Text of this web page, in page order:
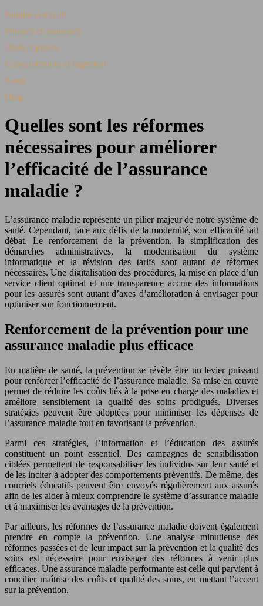
Emploi et travail
Finance et assurance
Droit et justice
Consommation et logement
Santé
Blog
Quelles sont les réformes
nécessaires pour améliorer
l’efficacité de l’assurance
maladie ?
L’assurance maladie représente un pilier majeur de notre système de
santé. Cependant, face aux défis de la modernité, son efficacité fait
débat. Le renforcement de la prévention, la simplification des
démarches administratives, la modernisation du système
informatique et la révision des tarifs sont autant de réformes
nécessaires. Une digitalisation des procédures, la mise en place d’un
service client optimal et une transparence accrue des informations
pour les assurés sont autant d’axes d’amélioration à envisager pour
optimiser son fonctionnement.
Renforcement de la prévention pour une
assurance maladie plus efficace
En matière de santé, la prévention se révèle être un levier puissant
pour renforcer l’efficacité de l’assurance maladie. Sa mise en œuvre
permet de réduire les coûts liés à la prise en charge des maladies et
améliore sensiblement la qualité des soins prodigués. Diverses
stratégies peuvent être adoptées pour minimiser les dépenses de
l’assurance maladie tout en favorisant la prévention.
Parmi ces stratégies, l’information et l’éducation des assurés
constituent un point essentiel. Des campagnes de sensibilisation
ciblées permettent de responsabiliser les individus sur leur santé et
de les inciter à adopter des comportements préventifs. De même, des
courriels éducatifs peuvent être envoyés régulièrement aux assurés
afin de les aider à mieux comprendre le système d’assurance maladie
et à maximiser les avantages de la prévention.
Par ailleurs, les réformes de l’assurance maladie doivent également
prendre en compte la prévention. Une analyse minutieuse des
réformes passées et de leur impact sur la prévention et la qualité des
soins est nécessaire pour envisager des réformes à venir plus
efficaces. Une assurance maladie performante est celle qui parvient à
concilier maîtrise des coûts et qualité des soins, en mettant l’accent
sur la prévention.